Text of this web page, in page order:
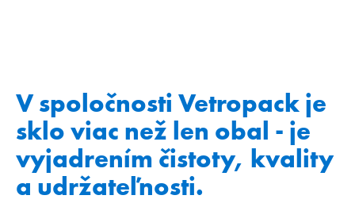
V spoločnosti Vetropack je
sklo viac než len obal - je
vyjadrením čistoty, kvality
a udržateľnosti.